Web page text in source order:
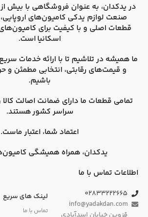
در یدکدان
صنعت لوازم یدکی کامیون‌های
قطعات اصلی و با کیفیت برای
اسکانیا است.
ما همیشه در تلاشیم تا با ارائه خدمات
و قیمت‌های رقابتی، انتخابی مطمئن و
باشیم.
تمامی قطعات ما دارای ضمانت اصالت کالا
سراسر کشورهستند.
اعتماد شما، اعتبار ماست.
یدکدان، همراه همیشگی
اطلاعات تماس با ما
۰۲۸۳۳۲۲۲۶۶۵
info@yadakdan.com
لینک های سریع
تماس با ما